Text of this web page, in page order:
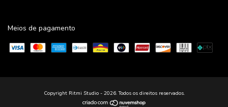
Meios de pagamento
Copyright Ritmi Studio - 2026. Todos os direitos reservados.